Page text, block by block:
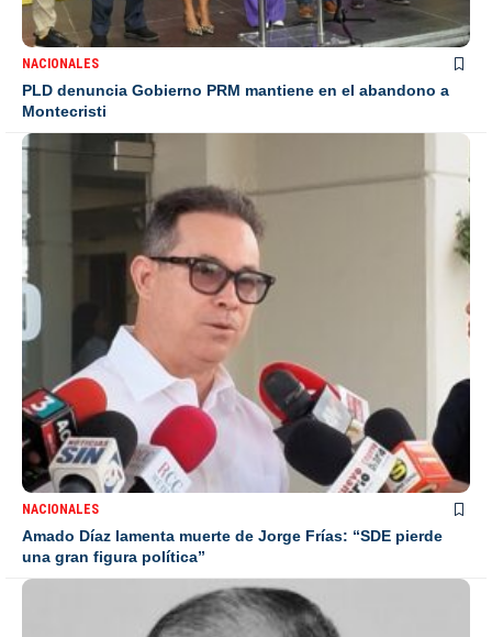
NACIONALES
PLD denuncia Gobierno PRM mantiene en el abandono a
Montecristi
NACIONALES
Amado Díaz lamenta muerte de Jorge Frías: “SDE pierde
una gran figura política”